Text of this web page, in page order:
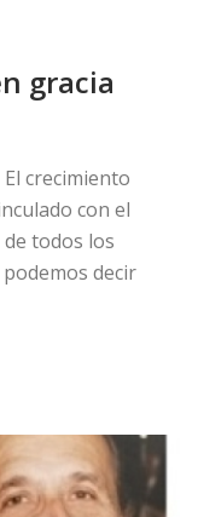
gracia
crecimiento
con el
todos los
decir